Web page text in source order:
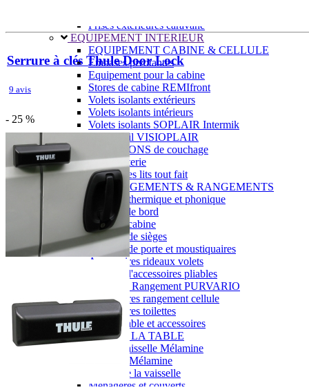
Prises extérieures caravane
EQUIPEMENT INTERIEUR
EQUIPEMENT CABINE & CELLULE
Embases pivotantes
Equipement pour la cabine
Stores de cabine REMIfront
Volets isolants extérieurs
Volets isolants intérieurs
Volets isolants SOPLAIR Intermik
Pare-soleil VISIOPLAIR
SOLUTIONS de couchage
Pour la literie
Couchages lits tout fait
AMÉNAGEMENTS & RANGEMENTS
Isolation thermique et phonique
Tableau de bord
Tapis de cabine
Housses de sièges
Rideaux de porte et moustiquaires
Accessoires rideaux volets
Gamme d'accessoires pliables
Solutions Rangement PURVARIO
Accessoires rangement cellule
Accessoires toilettes
Pied de table et accessoires
ART DE LA TABLE
Lot de Vaisselle Mélamine
Vaisselle Mélamine
Pour faire la vaisselle
Ménagères et couverts
Serrure à clés Thule Door Lock
9 avis
- 25 %